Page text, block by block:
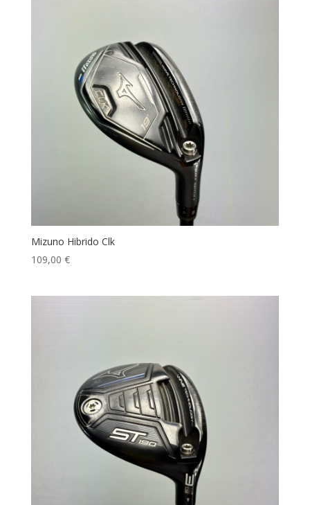
Mizuno Hibrido Clk
109,00 €